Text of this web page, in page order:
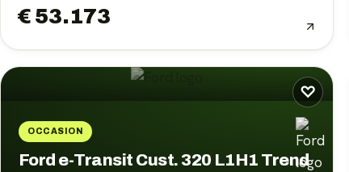
€ 53.173
♡
OCCASION
Ford e-Transit Cust. 320 L1H1 Trend